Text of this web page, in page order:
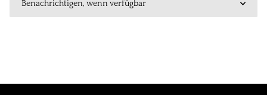
Benachrichtigen, wenn verfügbar